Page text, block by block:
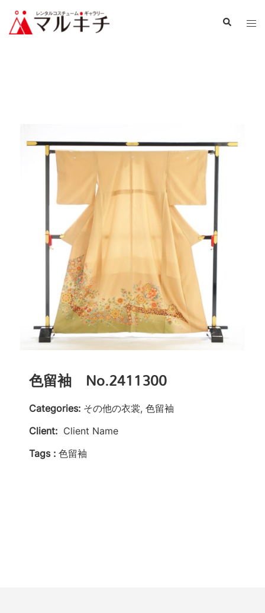
色留袖 No.2411300
Categories: その他の衣裳, 色留袖
Client: Client Name
Tags : 色留袖